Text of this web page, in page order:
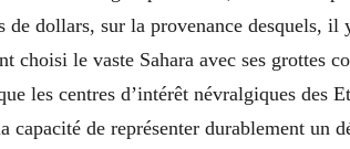
de dollars, sur la provenance desquels, il
choisi le vaste Sahara avec ses grottes
les centres d’intérêt névralgiques des
capacité de représenter durablement un